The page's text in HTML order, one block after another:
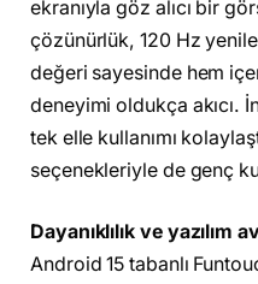
ekranıyla göz alıcı bir
çözünürlük, 120 Hz
değeri sayesinde hem
deneyimi oldukça akıcı.
tek elle kullanımı
seçenekleriyle de genç
Dayanıklılık ve yazılım
Android 15 tabanlı